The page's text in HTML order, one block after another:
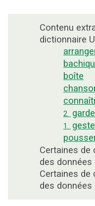
Contenu
dictionnaire
boîte
2. garde
1. geste
Certaines de
des données
Certaines de
des données